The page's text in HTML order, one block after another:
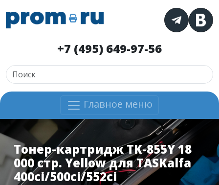
+7 (495) 649-97-56
Главное меню
Тонер-картридж TK-855Y 18
000 стр. Yellow для TASKalfa
400ci/500ci/552ci